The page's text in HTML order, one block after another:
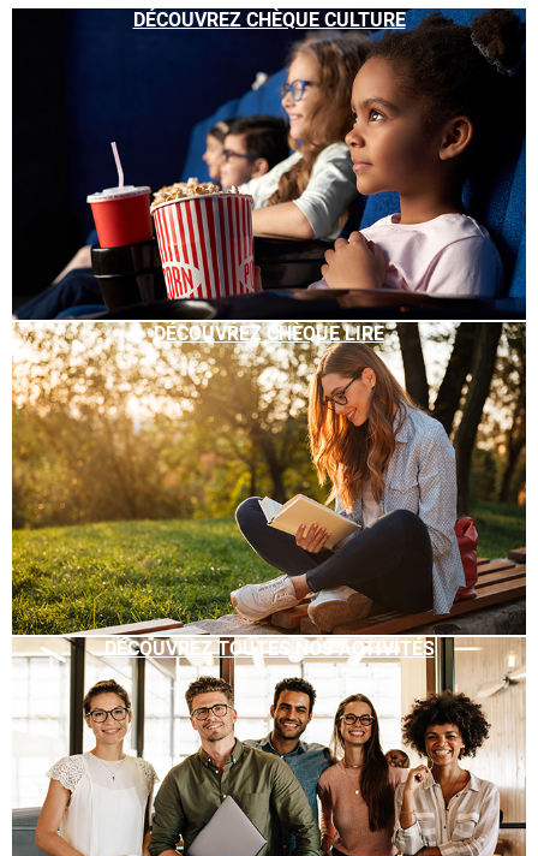
DÉCOUVREZ CHÈQUE CULTURE
DÉCOUVREZ CHÈQUE LIRE
DÉCOUVREZ TOUTES NOS ACTIVITÉS